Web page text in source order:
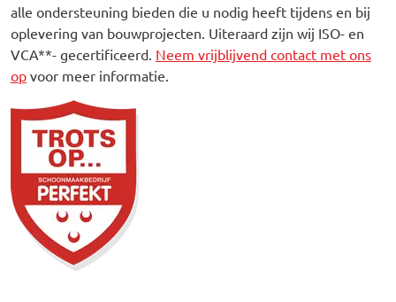
alle ondersteuning bieden die u nodig heeft tijdens en bij
oplevering van bouwprojecten. Uiteraard zijn wij ISO- en
VCA**- gecertificeerd. Neem vrijblijvend contact met ons
op voor meer informatie.
Afbeelding